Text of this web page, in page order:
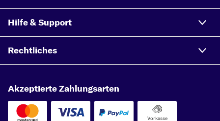
Hilfe & Support
Rechtliches
Akzeptierte Zahlungsarten
Vorkasse